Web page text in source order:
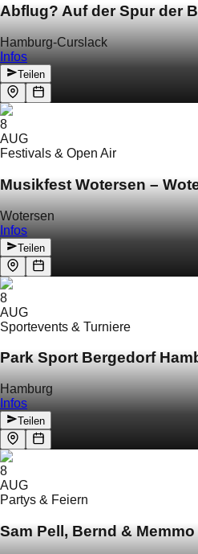
Abflug? Auf der Spur der
Hamburg-Curslack
Infos
Teilen
8
AUG
Festivals & Open Air
Musikfest Wotersen –
Wotersen
Infos
Teilen
8
AUG
Sportevents & Turniere
Park Sport Bergedorf
Hamburg
Infos
Teilen
8
AUG
Partys & Feiern
Sam Pell, Bernd &